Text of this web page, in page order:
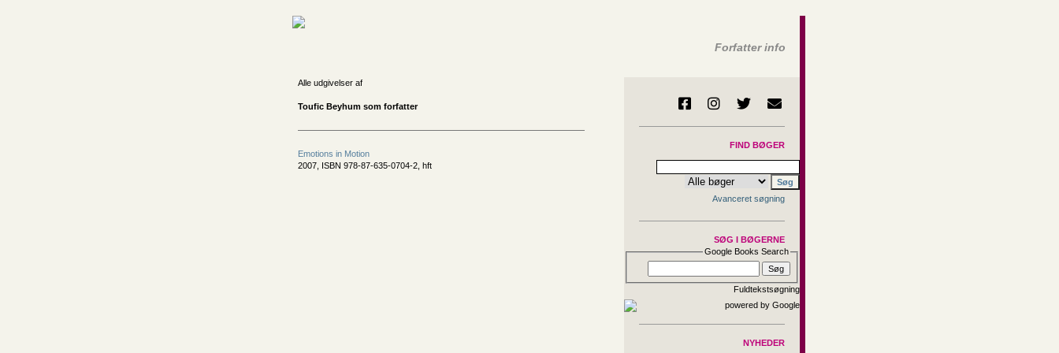
Forfatter info
Alle udgivelser af
Toufic Beyhum som forfatter
Emotions in Motion
2007, ISBN 978-87-635-0704-2, hft
FIND BØGER
Avanceret søgning
SØG I BØGERNE
Google Books Search
Fuldtekstsøgning
NYHEDER